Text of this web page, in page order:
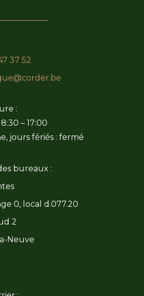
37 52
:
– 17:00
jours fériés : fermé
bureaux :
0, local d.077.20
2
Neuve